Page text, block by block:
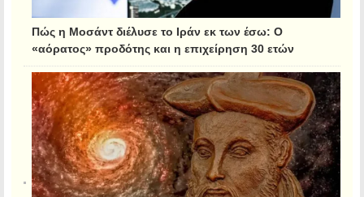
Πώς η Μοσάντ διέλυσε το Ιράν εκ των έσω: Ο
«αόρατος» προδότης και η επιχείρηση 30 ετών